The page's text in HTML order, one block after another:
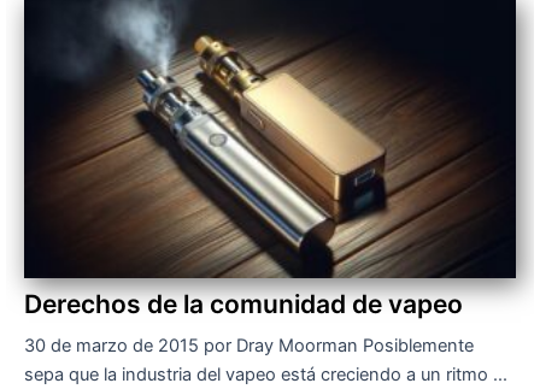
Derechos de la comunidad de vapeo
30 de marzo de 2015 por Dray Moorman Posiblemente
sepa que la industria del vapeo está creciendo a un ritmo ...